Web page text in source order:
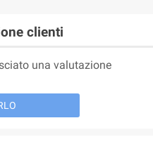
clienti
una valutazione